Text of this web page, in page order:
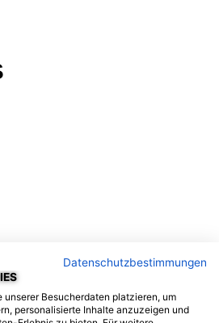
Datenschutzbestimmungen
unserer Besucherdaten platzieren, um
personalisierte Inhalte anzuzeigen und